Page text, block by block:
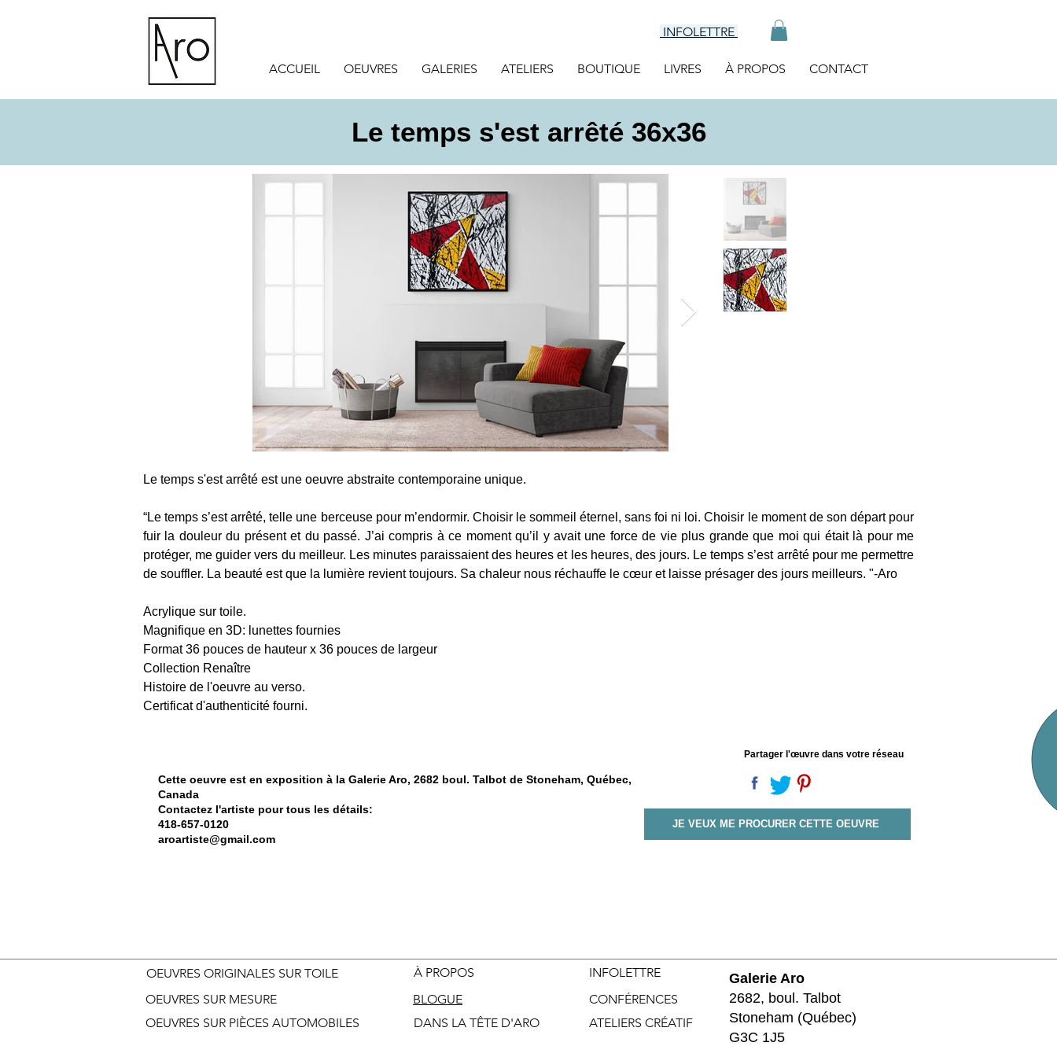
INFOLETTRE
ACCUEIL OEUVRES GALERIES ATELIERS BOUTIQUE LIVRES À PROPOS CONTACT
Le temps s'est arrêté 36x36
Le temps s'est arrêté est une oeuvre abstraite contemporaine unique.
“Le temps s’est arrêté, telle une berceuse pour m’endormir. Choisir le sommeil éternel, sans foi ni loi. Choisir le moment de son départ pour
fuir la douleur du présent et du passé. J’ai compris à ce moment qu’il y avait une force de vie plus grande que moi qui était là pour me
protéger, me guider vers du meilleur. Les minutes paraissaient des heures et les heures, des jours. Le temps s’est arrêté pour me permettre
de souffler. La beauté est que la lumière revient toujours. Sa chaleur nous réchauffe le cœur et laisse présager des jours meilleurs. "-Aro
Acrylique sur toile.
Magnifique en 3D: lunettes fournies
Format 36 pouces de hauteur x 36 pouces de largeur
Collection Renaître
Histoire de l'oeuvre au verso.
Certificat d'authenticité fourni.
Cette oeuvre est en exposition à la Galerie Aro, 2682 boul. Talbot de Stoneham, Québec,
Canada
Contactez l'artiste pour tous les détails:
418-657-0120
aroartiste@gmail.com
Partager l'œuvre dans votre réseau
JE VEUX ME PROCURER CETTE OEUVRE
OEUVRES ORIGINALES SUR TOILE
OEUVRES SUR MESURE
OEUVRES SUR PIÈCES AUTOMOBILES
À PROPOS
BLOGUE
DANS LA TÊTE D'ARO
INFOLETTRE
CONFÉRENCES
ATELIERS CRÉATIF
Galerie Aro
2682, boul. Talbot
Stoneham (Québec)
G3C 1J5